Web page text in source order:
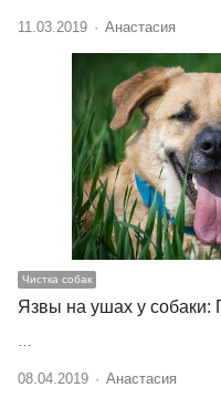
11.03.2019 Author
Анастасия
Чистка собак
Язвы на ушах у собаки:
08.04.2019 Author
Анастасия